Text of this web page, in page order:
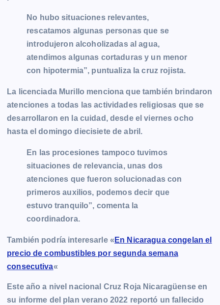
No hubo situaciones relevantes,
rescatamos algunas personas que se
introdujeron alcoholizadas al agua,
atendimos algunas cortaduras y un menor
con hipotermia”, puntualiza la cruz rojista.
La licenciada Murillo menciona que también brindaron
atenciones a todas las actividades religiosas que se
desarrollaron en la cuidad, desde el viernes ocho
hasta el domingo diecisiete de abril.
En las procesiones tampoco tuvimos
situaciones de relevancia, unas dos
atenciones que fueron solucionadas con
primeros auxilios, podemos decir que
estuvo tranquilo”, comenta la
coordinadora.
También podría interesarle « En Nicaragua congelan el
precio de combustibles por segunda semana
consecutiva«
Este año a nivel nacional Cruz Roja Nicaragüense en
su informe del plan verano 2022 reportó un fallecido